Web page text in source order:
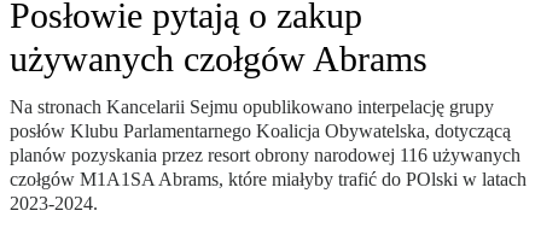
Posłowie pytają o zakup
używanych czołgów Abrams
Na stronach Kancelarii Sejmu opublikowano interpelację grupy
posłów Klubu Parlamentarnego Koalicja Obywatelska, dotyczącą
planów pozyskania przez resort obrony narodowej 116 używanych
czołgów M1A1SA Abrams, które miałyby trafić do POlski w latach
2023-2024.